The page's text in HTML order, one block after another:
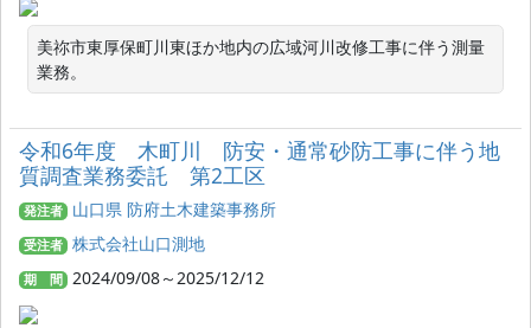
美祢市東厚保町川東ほか地内の広域河川改修工事に伴う測量
業務。
令和6年度 木町川 防安・通常砂防工事に伴う地
質調査業務委託 第2工区
発注者 山口県 防府土木建築事務所
受注者 株式会社山口測地
期 間 2024/09/08～2025/12/12